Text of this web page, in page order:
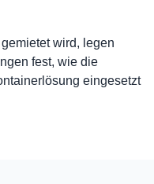
wird, legen
fest, wie die
eingesetzt